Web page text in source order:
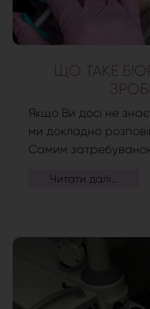
ЩО ТАКЕ
Якщо Ви досі не
ми докладно
Самим
Читати далі...